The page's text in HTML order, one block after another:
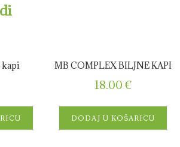
MB COMPLEX BILJNE KAPI
18.00 €
DODAJ U KOŠARICU